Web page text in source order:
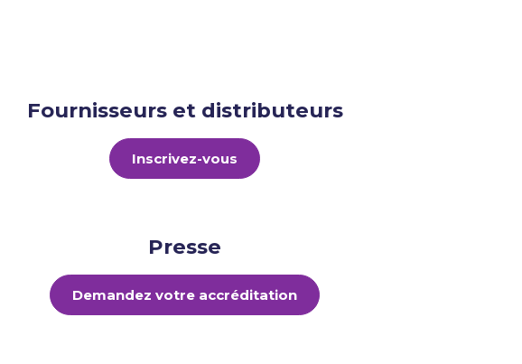
Fournisseurs et distributeurs
Inscrivez-vous
Presse
Demandez votre accréditation